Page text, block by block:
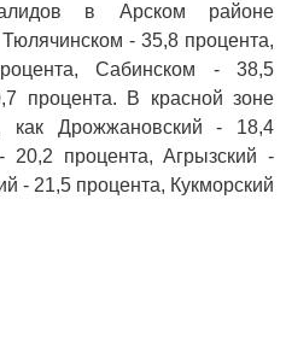
в Арском районе
- 35,8 процента,
Сабинском - 38,5
процента. В красной зоне
как Дрожжановский - 18,4
процента, Агрызский -
- 21,5 процента, Кукморский